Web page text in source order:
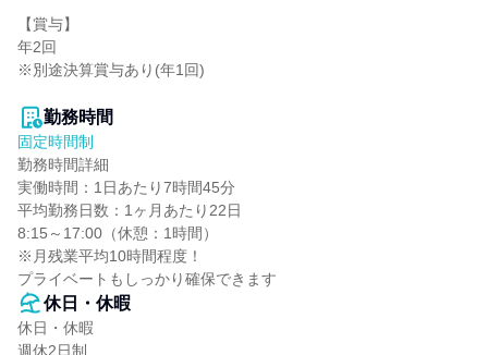
【賞与】
年2回
※別途決算賞与あり(年1回)
勤務時間
固定時間制
勤務時間詳細
実働時間：1日あたり7時間45分
平均勤務日数：1ヶ月あたり22日
8:15～17:00（休憩：1時間）
※月残業平均10時間程度！
プライベートもしっかり確保できます
休日・休暇
休日・休暇
週休2日制